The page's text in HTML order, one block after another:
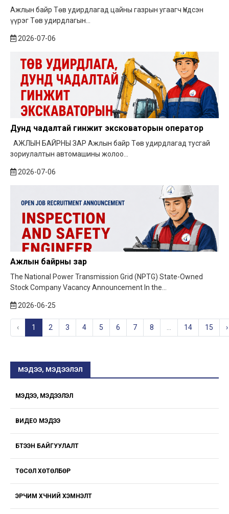
Ажлын байр Төв удирдлагад цайны газрын угаагч Үндсэн
үүрэг Төв удирдлагын...
2026-07-06
Дунд чадалтай гинжит эксковаторын оператор
АЖЛЫН БАЙРНЫ ЗАР Ажлын байр Төв удирдлагад тусгай
зориулалтын автомашины жолоо...
2026-07-06
Ажлын байрны зар
The National Power Transmission Grid (NPTG) State-Owned
Stock Company Vacancy Announcement In the...
2026-06-25
‹ 1 2 3 4 5 6 7 8 14 15 ›
МЭДЭЭ, МЭДЭЭЛЭЛ
МЭДЭЭ, МЭДЭЭЛЭЛ
ВИДЕО МЭДЭЭ
БҮТЭЭН БАЙГУУЛАЛТ
ТӨСӨЛ ХӨТӨЛБӨР
ЭРЧИМ ХҮЧНИЙ ХЭМНЭЛТ